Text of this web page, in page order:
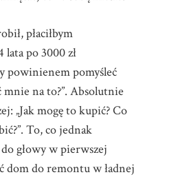
płaciłbym
po 3000 zł
powinienem pomyśleć
mnie na to?”. Absolutnie
„Jak mogę to kupić? Co
To, co jednak
głowy w pierwszej
dom do remontu w ładnej